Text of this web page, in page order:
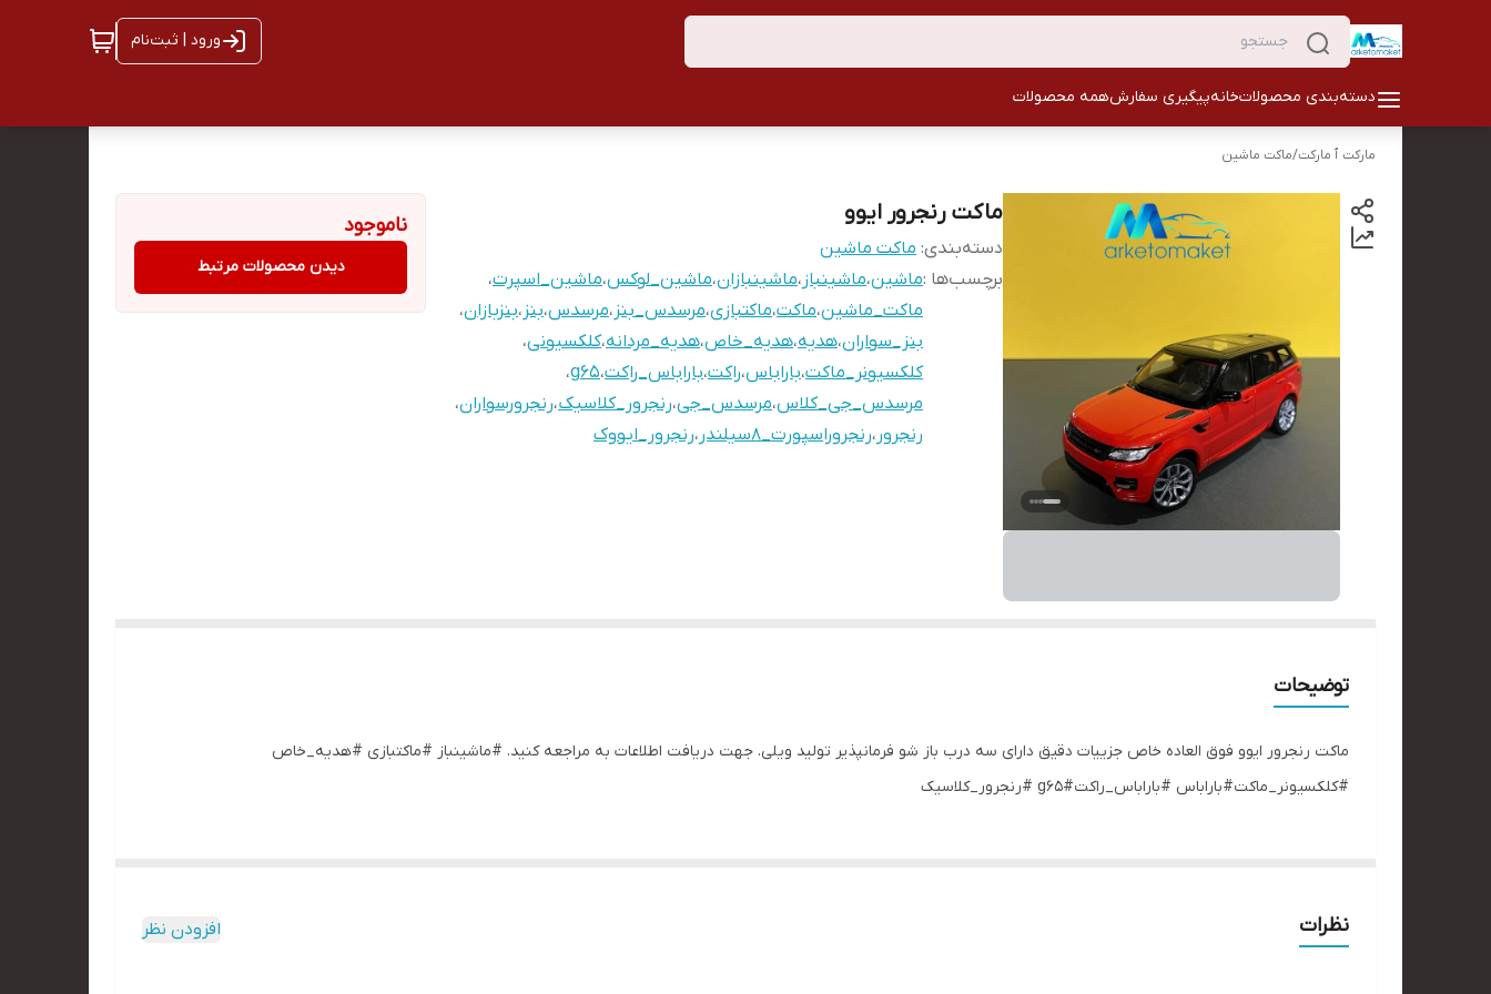
ورود | ثبت‌نام
دسته‌بندی محصولاتخانهپیگیری سفارشهمه محصولات
مارکت ٱ مارکت/ماکت ماشین
ماکت رنجرور ایوو
دسته‌بندی: ماکت ماشین
برچسب‌ها :ماشین،ماشینباز ،ماشینبازان،ماشین_لوکس،ماشین_اسپرت،
ماکت_ماشین،ماکت،ماکتبازی،مرسدس_بنز ،مرسدس،بنز ،بنزبازان،
بنز_سواران،هدیه،هدیه_خاص،هدیه_مردانه،کلکسیونی،
کلکسیونر_ماکت،باراباس،راکت،باراباس_راکت،g65،
مرسدس_جی_کلاس،مرسدس_جی،رنجرور_کلاسیک،رنجرورسواران،
رنجرور ،رنجروراسپورت_٨سيلندر ،رنجرور_ایووک
ناموجود
دیدن محصولات مرتبط
توضیحات
ماکت رنجرور ایوو فوق العاده خاص جزییات دقیق دارای سه درب باز شو فرمانپذیر تولید ویلی. جهت دریافت اطلاعات به مراجعه کنید. #ماشینباز #ماکتبازی #هدیه_خاص
#کلکسیونر_ماکت#باراباس #باراباس_راکت#g65 #رنجرور_کلاسیک
نظرات افزودن نظر